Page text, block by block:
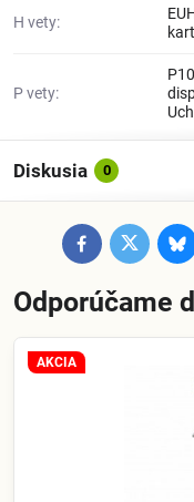
H vety:
P vety:
Diskusia 0
FacebookTwitter
Odporúčame
AKCIA